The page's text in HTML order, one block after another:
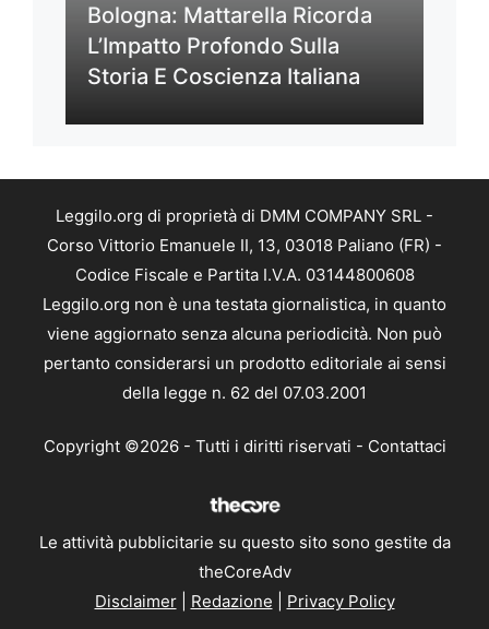
Bologna: Mattarella Ricorda
L’Impatto Profondo Sulla
Storia E Coscienza Italiana
Leggilo.org di proprietà di DMM COMPANY SRL -
Corso Vittorio Emanuele II, 13, 03018 Paliano (FR) -
Codice Fiscale e Partita I.V.A. 03144800608
Leggilo.org non è una testata giornalistica, in quanto
viene aggiornato senza alcuna periodicità. Non può
pertanto considerarsi un prodotto editoriale ai sensi
della legge n. 62 del 07.03.2001
Copyright ©2026 - Tutti i diritti riservati - Contattaci
Le attività pubblicitarie su questo sito sono gestite da
theCoreAdv
Disclaimer| Redazione Privacy Policy